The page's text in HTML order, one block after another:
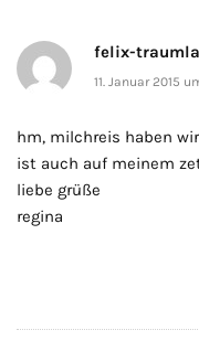
felix-
11. Januar 2015
hm, milchreis haben
ist auch auf meinem
liebe grüße
regina